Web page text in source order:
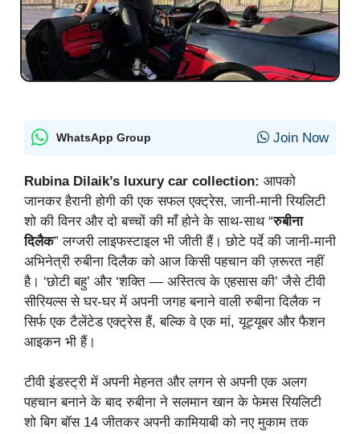
WhatsApp Group Join Now
Rubina Dilaik’s luxury car collection: आपको
जानकर हैरानी होगी की एक सफल एक्ट्रेस, जानी-मानी रियलिटी
शो की विनर और दो बच्चों की माँ होने के साथ-साथ “रुबीना
दिलैक” लग्जरी लाइफस्टाइल भी जीती हैं। छोटे पर्दे की जानी-मानी
अभिनेत्री रुबीना दिलैक को आज किसी पहचान की ज़रूरत नहीं
है। ‘छोटी बहु’ और ‘शक्ति — अस्तित्व के एहसास की’ जैसे टीवी
सीरियल्स से घर-घर में अपनी जगह बनाने वाली रुबीना दिलैक न
सिर्फ एक टैलेंटेड एक्ट्रेस हैं, बल्कि वे एक मां, यूट्यूबर और फैशन
आइकन भी हैं।
टीवी इंडस्ट्री में अपनी मेहनत और लगन से अपनी एक अलग
पहचान बनाने के बाद रुबीना ने सलमान खान के फेमस रियलिटी
शो बिग बॉस 14 जीतकर अपनी कामियाबी को नए मुकाम तक